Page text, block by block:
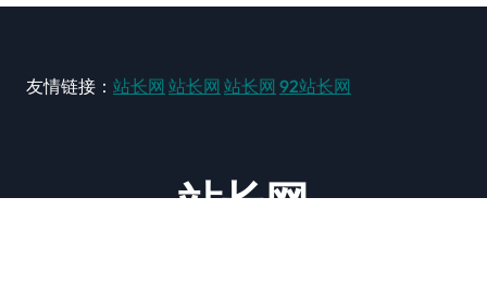
友情链接： 站长网 站长网 站长网 92站长网
站长网